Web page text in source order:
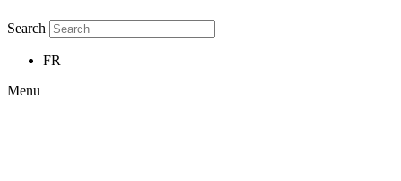
Search
FR
Menu